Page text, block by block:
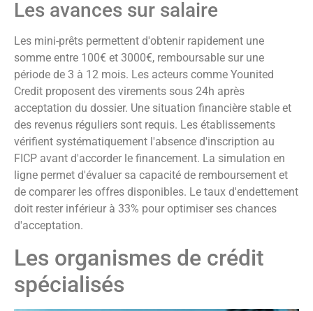
Les avances sur salaire
Les mini-prêts permettent d'obtenir rapidement une
somme entre 100€ et 3000€, remboursable sur une
période de 3 à 12 mois. Les acteurs comme Younited
Credit proposent des virements sous 24h après
acceptation du dossier. Une situation financière stable et
des revenus réguliers sont requis. Les établissements
vérifient systématiquement l'absence d'inscription au
FICP avant d'accorder le financement. La simulation en
ligne permet d'évaluer sa capacité de remboursement et
de comparer les offres disponibles. Le taux d'endettement
doit rester inférieur à 33% pour optimiser ses chances
d'acceptation.
Les organismes de crédit
spécialisés